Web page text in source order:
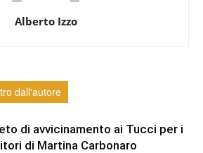
Alberto Izzo
dall'autore
di avvicinamento ai Tucci per i
di Martina Carbonaro